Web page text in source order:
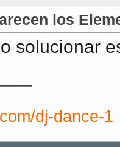
los
solucionar
dj-dance-1